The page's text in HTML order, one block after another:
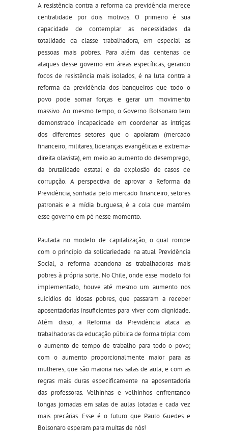
A resistência contra a reforma da previdência merece
centralidade por dois motivos. O primeiro é sua
capacidade de contemplar as necessidades da
totalidade da classe trabalhadora, em especial as
pessoas mais pobres. Para além das centenas de
ataques desse governo em áreas específicas, gerando
focos de resistência mais isolados, é na luta contra a
reforma da previdência dos banqueiros que todo o
povo pode somar forças e gerar um movimento
massivo. Ao mesmo tempo, o Governo Bolsonaro tem
demonstrado incapacidade em coordenar as intrigas
dos diferentes setores que o apoiaram (mercado
financeiro, militares, lideranças evangélicas e extrema-
direita olavista), em meio ao aumento do desemprego,
da brutalidade estatal e da explosão de casos de
corrupção. A perspectiva de aprovar a Reforma da
Previdência, sonhada pelo mercado financeiro, setores
patronais e a mídia burguesa, é a cola que mantém
esse governo em pé nesse momento.
Pautada no modelo de capitalização, o qual rompe
com o princípio da solidariedade na atual Previdência
Social, a reforma abandona as trabalhadoras mais
pobres à própria sorte. No Chile, onde esse modelo foi
implementado, houve até mesmo um aumento nos
suicídios de idosas pobres, que passaram a receber
aposentadorias insuficientes para viver com dignidade.
Além disso, a Reforma da Previdência ataca as
trabalhadoras da educação pública de forma tripla: com
o aumento de tempo de trabalho para todo o povo;
com o aumento proporcionalmente maior para as
mulheres, que são maioria nas salas de aula; e com as
regras mais duras especificamente na aposentadoria
das professoras. Velhinhas e velhinhos enfrentando
longas jornadas em salas de aulas lotadas e cada vez
mais precárias. Esse é o futuro que Paulo Guedes e
Bolsonaro esperam para muitas de nós!